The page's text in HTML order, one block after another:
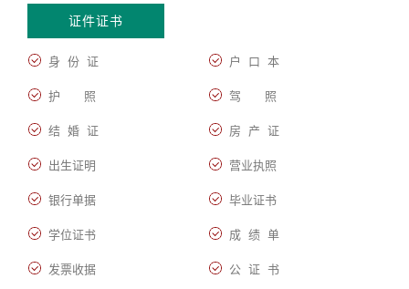
证件证书
身 份 证 户 口 本
护 照 驾 照
结 婚 证 房 产 证
出生证明 营业执照
银行单据 毕业证书
学位证书 成 绩 单
发票收据 公 证 书